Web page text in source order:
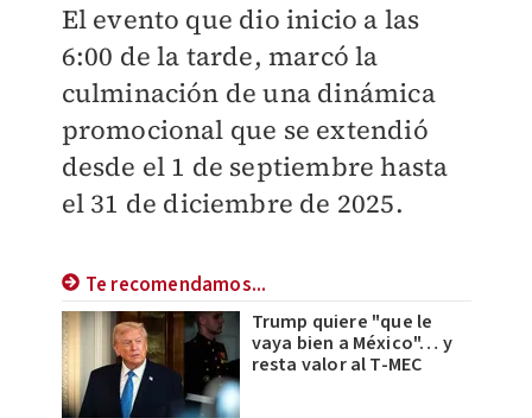
El evento que dio inicio a las
6:00 de la tarde, marcó la
culminación de una dinámica
promocional que se extendió
desde el 1 de septiembre hasta
el 31 de diciembre de 2025.
Te recomendamos...
Trump quiere "que le
vaya bien a México"… y
resta valor al T-MEC